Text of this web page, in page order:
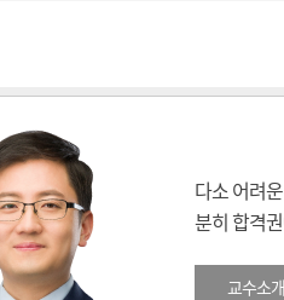
다소 어려
분히 합격
교수소개